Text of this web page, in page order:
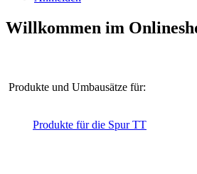
Willkommen im
Produkte und Umbausätze für:
Produkte für die Spur TT